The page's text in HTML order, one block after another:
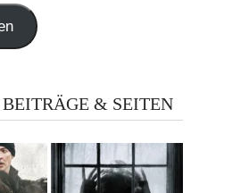
& SEITEN